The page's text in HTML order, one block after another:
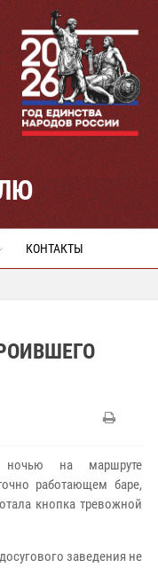
КОНТАКТЫ
ночью на маршруте
работающем баре,
кнопка тревожной
заведения не